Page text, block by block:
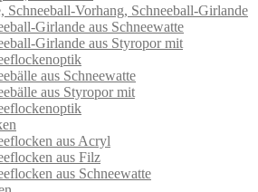
Schneeball-Vorhang, Schneeball-Girlande
Girlande aus Schneewatte
Girlande aus Styropor mit
aus Schneewatte
aus Styropor mit
aus Acryl
aus Filz
aus Schneewatte